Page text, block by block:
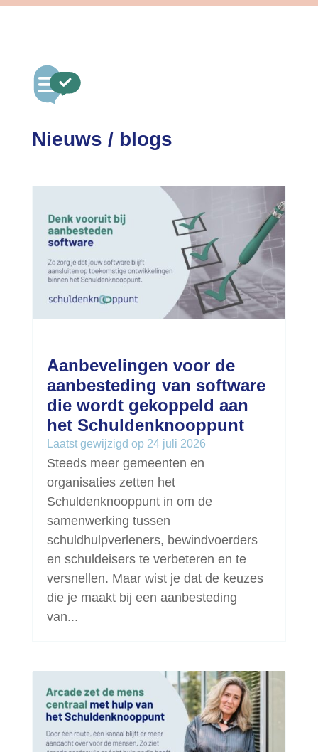
Nieuws / blogs
Aanbevelingen voor de
aanbesteding van software
die wordt gekoppeld aan
het Schuldenknooppunt
Laatst gewijzigd op 24 juli 2026
Steeds meer gemeenten en
organisaties zetten het
Schuldenknooppunt in om de
samenwerking tussen
schuldhulpverleners, bewindvoerders
en schuldeisers te verbeteren en te
versnellen. Maar wist je dat de keuzes
die je maakt bij een aanbesteding
van...